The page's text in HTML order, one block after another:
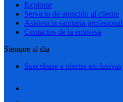
Explorar
Servicio de atención al cliente
Asistencia sanitaria profesional
Contactos de la empresa
Siempre al día
Suscríbase a ofertas exclusivas